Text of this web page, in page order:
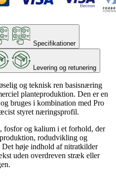
Specifikationer
Levering og retunering
og teknisk ren basisnæring
planteproduktion. Den er en
bruges i kombination med Pro
styret næringsprofil.
fosfor og kalium i et forhold, der
rodudvikling og
høje indhold af nitratkilder
uden overdreven stræk eller